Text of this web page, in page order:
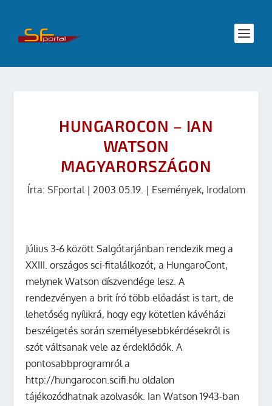
HUNGAROCON – IAN
WATSON
MAGYARORSZÁGON
Írta: SFportal| 2003.05.19. | Események, Irodalom
Július 3-6 között Salgótarjánban rendezik meg a
XXIII. országos sci-fitalálkozót, a HungaroCont,
melynek Watson díszvendége lesz. A
rendezvényen a brit író több előadást is tart, de
lehetőség nyílikrá, hogy egy kötetlen kávéházi
beszélgetés során személyesebbkérdésekről is
szót váltsanak vele az érdeklődők. A
pontosabbprogramról a
http://hungarocon.scifi.hu oldalon
tájékozódhatnak azolvasók. Ian Watson 1943-ban